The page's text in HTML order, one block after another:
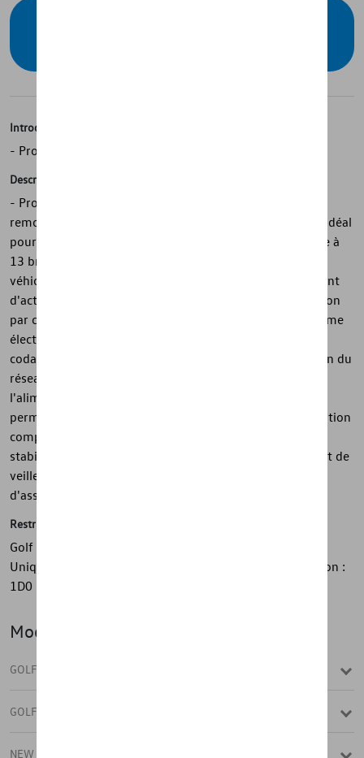
Introduction
- Produit d'origine Volkswagen
Description
- Produit d'origine Volkswagen - Utilisation sûre des
remorques et des systèmes de transport - Rotule fixe - Idéal
pour une utilisation flexible - Kit d'installation électrique à
13 broches inclus (spécifique au véhicule) - Pour les
véhicules sans préparations montées en usine - Document
d'activation avec code d'activation individuel - L'activation
par code permet une intégration complète dans le système
électronique du véhicule - L'activation par code pour un
codage correct de toutes les unités de commande au sein du
réseau - Le kit d'installation électrique garantit
l'alimentation électrique - Le kit d'installation électrique
permet d'utiliser la remorque en toute sécurité - Intégration
complète dans Réseau CAN Bus - Prend en charge la
stabilisation de la remorque - Prend en charge le courant de
veille - Prend en charge le réglage de tous les systèmes
d'assistance du véhicule
Restrictions
Golf VIII Alltrack (A8-5H) Jusqu'à la semaine : 2022/05
Uniquement pour une utilisation avec PR no. combinaison :
1D0
Modèle(s)
GOLF VARIANT
GOLF VARIANT (UNIQUEMENT DE ST
NEW GOLF VARIANT